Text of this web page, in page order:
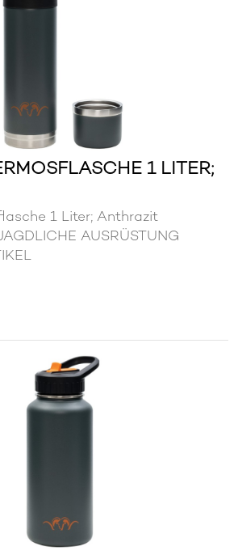
1 LITER;
1 Liter; Anthrazit
AUSRÜSTUNG